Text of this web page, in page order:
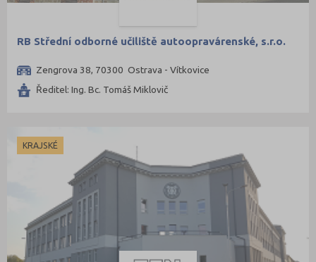
Šumperk (9)
Teplice (9)
Trutnov (11)
Uherské Hradiště (10)
Ústí nad Labem (7)
Ústí nad Orlicí (12)
Vsetín (11)
Vyškov (4)
Zlín (13)
RB Střední odborné učiliště autoopravárenské, s.r.o.
Zengrova 38, 70300 Ostrava - Vítkovice
Ředitel: Ing. Bc. Tomáš Miklovič
KRAJSKÉ